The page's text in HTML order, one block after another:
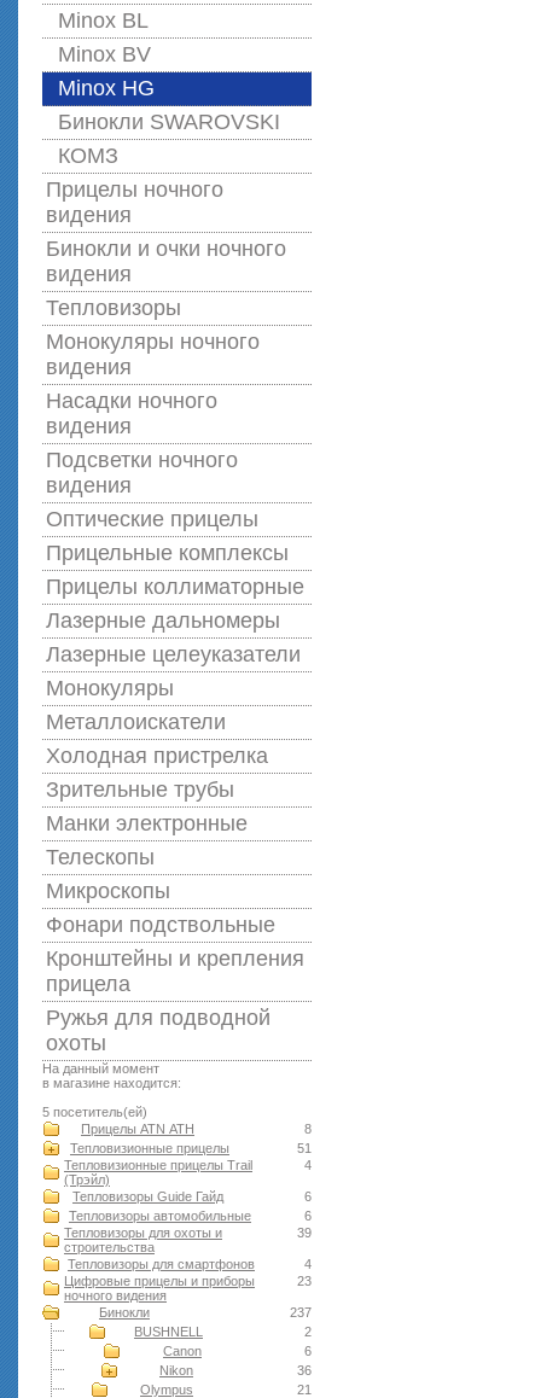
Minox BL
Minox BV
Minox HG
Бинокли SWAROVSKI
КОМЗ
Прицелы ночного
видения
Бинокли и очки ночного
видения
Тепловизоры
Монокуляры ночного
видения
Насадки ночного
видения
Подсветки ночного
видения
Оптические прицелы
Прицельные комплексы
Прицелы коллиматорные
Лазерные дальномеры
Лазерные целеуказатели
Монокуляры
Металлоискатели
Холодная пристрелка
Зрительные трубы
Манки электронные
Телескопы
Микроскопы
Фонари подствольные
Кронштейны и крепления
прицела
Ружья для подводной
оxоты
На данный момент
в магазине находится:
5 посетитель(ей)
8
Прицелы ATN АТН
51
Тепловизионные прицелы
4
Тепловизионные прицелы Trail
(Трэйл)
6
Тепловизоры Guide Гайд
6
Тепловизоры автомобильные
39
Тепловизоры для охоты и
строительства
4
Тепловизоры для смартфонов
23
Цифровые прицелы и приборы
ночного видения
237
Бинокли
2
BUSHNELL
6
Canon
36
Nikon
21
Olympus